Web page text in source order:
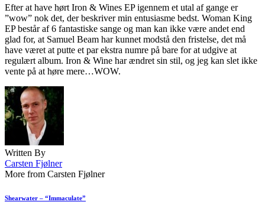
Efter at have hørt Iron & Wines EP igennem et utal af gange er
”wow” nok det, der beskriver min entusiasme bedst. Woman King
EP består af 6 fantastiske sange og man kan ikke være andet end
glad for, at Samuel Beam har kunnet modstå den fristelse, det må
have været at putte et par ekstra numre på bare for at udgive at
regulært album. Iron & Wine har ændret sin stil, og jeg kan slet ikke
vente på at høre mere…WOW.
Written By
Carsten Fjølner
More from Carsten Fjølner
Shearwater – “Immaculate”